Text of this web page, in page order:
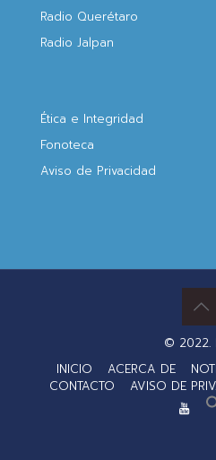
Radio Querétaro
Radio Jalpan
Ética e Integridad
Fonoteca
Aviso de Privacidad
© 2022.
INICIO
ACERCA DE
CONTACTO
AVISO DE